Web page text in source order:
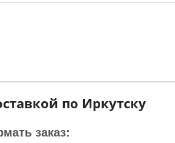
по Иркутску
заказ: